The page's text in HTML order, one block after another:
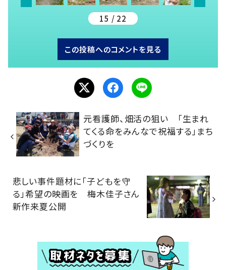
15 / 22
この投稿へのコメントを見る
元看護師、畑活の狙い 「生まれ
てくる命をみんなで祝福する」まち
づくりを
悲しい事件題材に「子どもを守
る」希望の映画を 梅木佳子さん
新作来夏公開